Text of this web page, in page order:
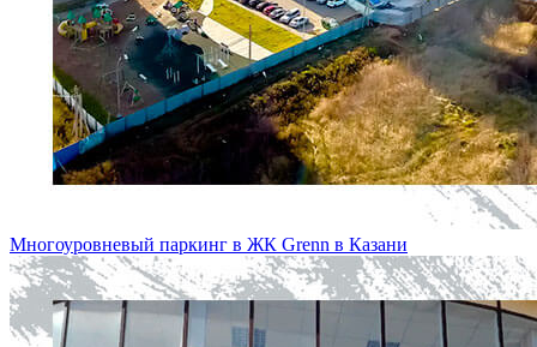
Многоуровневый паркинг в ЖК Grenn в Казани